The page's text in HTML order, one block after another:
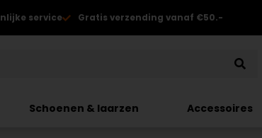
service Gratis verzending vanaf €50.-
Schoenen & laarzen Accessoires